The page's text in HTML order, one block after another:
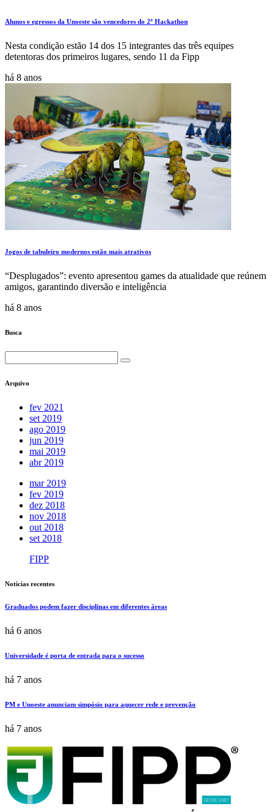
Alunos e egressos da Unoeste são vencedores do 2º Hackathon
Nesta condição estão 14 dos 15 integrantes das três equipes
detentoras dos primeiros lugares, sendo 11 da Fipp
há 8 anos
Jogos de tabuleiro modernos estão mais atrativos
“Desplugados”: evento apresentou games da atualidade que reúnem
amigos, garantindo diversão e inteligência
há 8 anos
Busca
Arquivo
fev 2021
set 2019
ago 2019
jun 2019
mai 2019
abr 2019
mar 2019
fev 2019
dez 2018
nov 2018
out 2018
set 2018
FIPP
Notícias recentes
Graduados podem fazer disciplinas em diferentes áreas
há 6 anos
Universidade é porta de entrada para o sucesso
há 7 anos
PM e Unoeste anunciam simpósio para aquecer rede e prevenção
há 7 anos